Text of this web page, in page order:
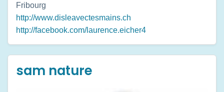
Fribourg
http://www.disleavectesmains.ch
http://facebook.com/laurence.eicher4
sam nature